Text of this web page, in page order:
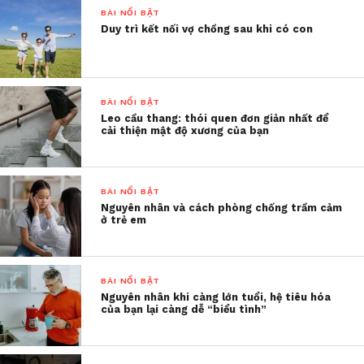
Chả lẽ mỗi khi thấy ai giàu sang, vui vẻ
là mày lại buồn à
Ừ
Tôi không biết có nhiều người giống bạn tôi
không. Nhưng riêng bản thân tôi, tôi rất ít khi cảm
thấy như vậy. Bởi tôi biết, muốn có một gia đình
hạnh phúc, nhiều người trả giá không ít.
Tôi có cô bạn học cấp 3, có biệt thự lớn, chồng làm
lương mấy chục triệu. Bản thân cô đi làm chỉ để
cho vui, lương chỉ để cho cô ấy dùng mua sắm mỹ
phẩm, quần áo cho mình. Ai nhìn vào cũng thấy cô
ấy sướng.
Nhưng bản thân tôi biết cô ấy rất khổ tâm. Tôi từng
BÀI NỔI BẬT
Duy trì kết nối vợ chồng sau khi có con
BÀI NỔI BẬT
Leo cầu thang: thói quen đơn giản nhất để
cải thiện mật độ xương của bạn
BÀI NỔI BẬT
Nguyên nhân và cách phòng chống trầm cảm
ở trẻ em
BÀI NỔI BẬT
Nguyên nhân khi càng lớn tuổi, hệ tiêu hóa
của bạn lại càng dễ “biểu tình”